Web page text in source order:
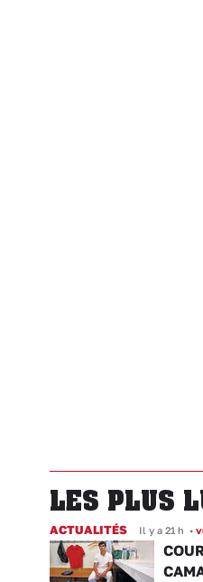
LES PLUS
ACTUALITÉS Il y a 21 h •